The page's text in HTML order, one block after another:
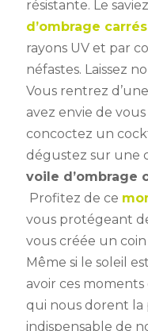
résistante. Le
d’ombrage carrés
rayons UV et par
néfastes. Laissez
Vous rentrez
avez envie de
concoctez un
dégustez sur une
voile d’ombrage
Profitez de ce
vous protégeant
vous créée un
Même si le soleil
avoir ces
qui nous dorent la
indispensable de